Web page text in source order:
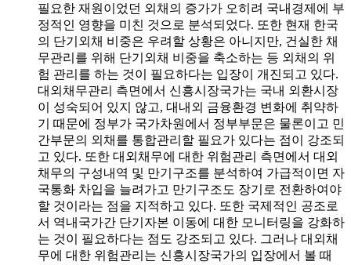
필요한 재원이었던 외채의 증가가 오히려 국내경제에 부
정적인 영향을 미친 것으로 분석되었다. 또한 현재 한국
의 단기외채 비중은 우려할 상황은 아니지만, 건실한 채
무관리를 위해 단기외채 비중을 축소하는 등 외채의 위
험 관리를 하는 것이 필요하다는 입장이 개진되고 있다.
대외채무관리 측면에서 신흥시장국가는 국내 외환시장
이 성숙되어 있지 않고, 대내외 금융환경 변화에 취약하
기 때문에 정부가 국가차원에서 정부부문은 물론이고 민
간부문의 외채를 통합관리할 필요가 있다는 점이 강조되
고 있다. 또한 대외채무에 대한 위험관리 측면에서 대외
채무의 구성내역 및 만기구조를 분석하여 가급적이면 자
국통화 차입을 늘려가고 만기구조도 장기로 전환하여야
할 것이라는 점을 지적하고 있다. 또한 국제적인 공조로
서 역내국가간 단기자본 이동에 대한 모니터링을 강화하
는 것이 필요하다는 점도 강조되고 있다. 그러나 대외채
무에 대한 위험관리는 신흥시장국가의 입장에서 볼 때